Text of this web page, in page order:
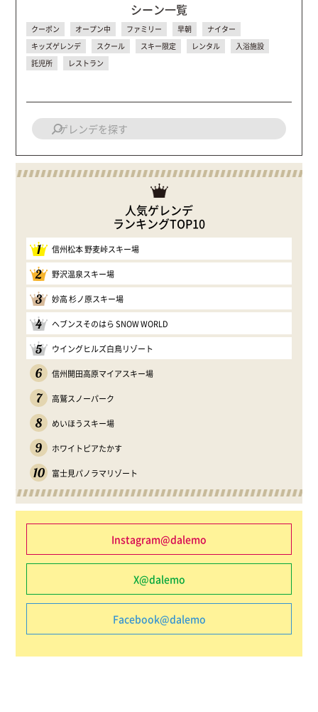
シーン一覧
クーポン オープン中 ファミリー 早朝
ナイター
キッズゲレンデ
スクール スキー限定 レンタル
入浴施設
託児所
レストラン
人気ゲレンデ
ランキングTOP10
1 信州松本 野麦峠スキー場
2 野沢温泉スキー場
3 妙高 杉ノ原スキー場
4 ヘブンスそのはら SNOW WORLD
5 ウイングヒルズ白鳥リゾート
6 信州開田高原マイアスキー場
7 高鷲スノーパーク
8 めいほうスキー場
9 ホワイトピアたかす
10 富士見パノラマリゾート
Instagram@dalemo
X@dalemo
Facebook@dalemo